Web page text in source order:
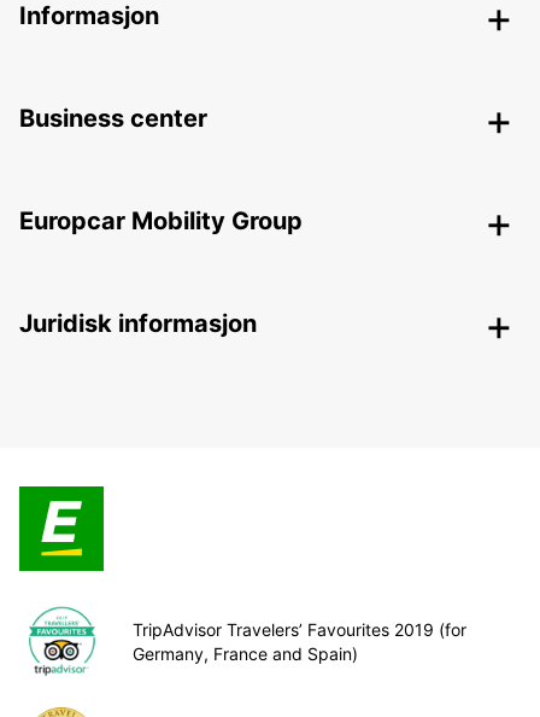
Informasjon
Business center
Europcar Mobility Group
Juridisk informasjon
TripAdvisor Travelers’ Favourites 2019 (for
Germany, France and Spain)